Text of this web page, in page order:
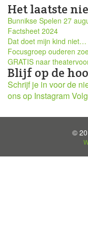
Het laatste
Bunnikse Spelen 27
Factsheet 2024
Dat doet mijn kind niet…
Focusgroep ouderen
GRATIS naar
Blijf op de
Schrijf je in voor de
ons op Instagram
©